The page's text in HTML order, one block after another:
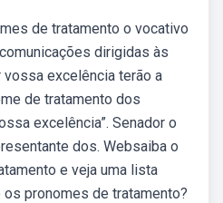
de tratamento o vocativo
dirigidas às
excelência terão a
de tratamento dos
excelência”. Senador o
dos. Websaiba o
e veja uma lista
pronomes de tratamento?